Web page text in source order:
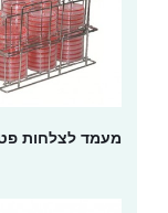
מעמד לצלחות